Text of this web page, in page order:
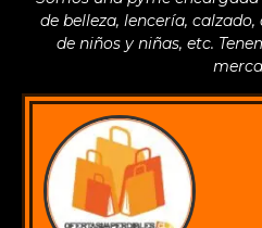
de belleza, lencería,
de niños y niñas, etc.